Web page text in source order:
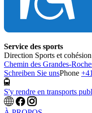
Service des sports
Direction Sports et
Chemin des Grandes-
Schreiben Sie unsPhone
S'y rendre en transports